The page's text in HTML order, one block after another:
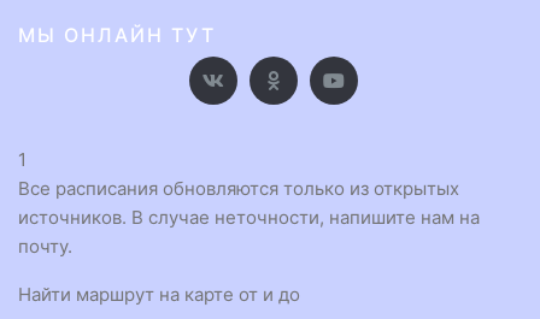
МЫ ОНЛАЙН ТУТ
1
Все расписания обновляются только из открытых
источников. В случае неточности, напишите нам на
почту.
Найти маршрут на карте от и до